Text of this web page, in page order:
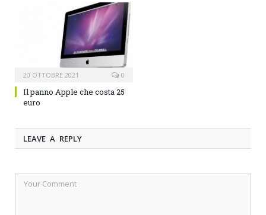
20 OTTOBRE 2021 0
Il panno Apple che costa 25
euro
LEAVE A REPLY